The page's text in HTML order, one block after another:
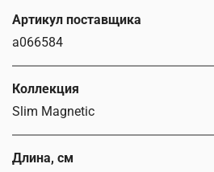
Артикул поставщика
a066584
Коллекция
Slim Magnetic
Длина, см